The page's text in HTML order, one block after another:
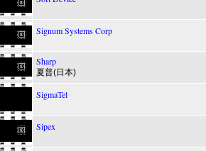
Signum Systems Corp
Sharp
夏普(日本)
SigmaTel
Sipex